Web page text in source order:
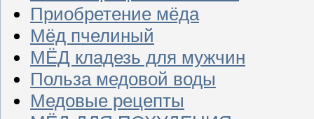
Приобретение мёда
Мёд пчелиный
МЁД кладезь для мужчин
Польза медовой воды
Медовые рецепты